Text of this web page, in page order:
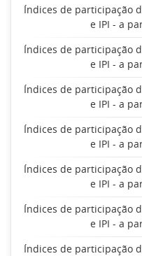
Índices de participação
e IPI - a
Índices de participação
e IPI - a
Índices de participação
e IPI - a
Índices de participação
e IPI - a
Índices de participação
e IPI - a
Índices de participação
e IPI - a
Índices de participação